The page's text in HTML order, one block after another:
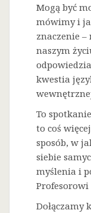
Mogą być
mówimy i
znaczenie
naszym
kwestia
To
to coś
sposób, w
siebie
myślenia i
Profesorowi
Dołączamy